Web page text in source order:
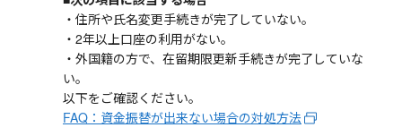
・住所や氏名変更手続きが完了していない。
・2年以上口座の利用がない。
・外国籍の方で、在留期限更新手続きが完了していな
い。
以下をご確認ください。
FAQ：資金振替が出来ない場合の対処方法